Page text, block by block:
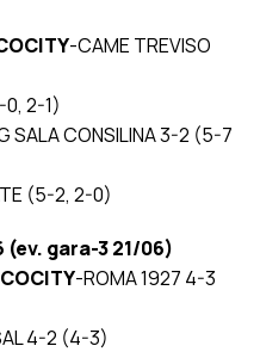
-CAME TREVISO
0, 2-1)
SALA CONSILINA 3-2 (5-7
(5-2, 2-0)
(ev. gara-3 21/06)
-ROMA 1927 4-3
4-2 (4-3)